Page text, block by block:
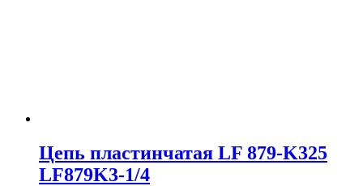
Цепь пластинчатая LF 879-K325
LF879K3-1/4